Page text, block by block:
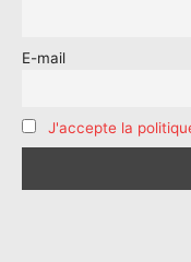
E-mail
J'accepte la